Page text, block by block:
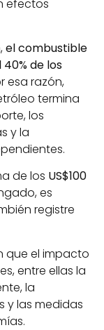
efectos
el combustible
de los
esa razón,
termina
los
y la
de los US$100
es
registre
que el impacto
entre ellas la
la
y las medidas